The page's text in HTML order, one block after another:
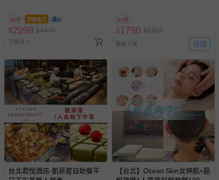
86折 即將售完
$2998 $3476
已售出 1
91折
$1780 $1958
最新上架 追蹤
台北君悅酒店-凱菲屋自助餐平
【台北】Ocean Skin女神肌+筋